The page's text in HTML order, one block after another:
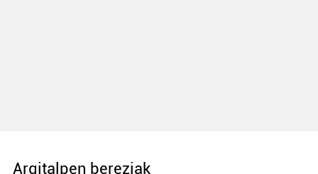
Argitalpen bereziak